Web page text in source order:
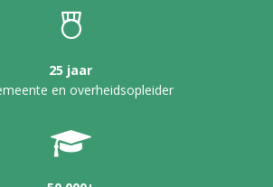
25 jaar
en overheidsopleider